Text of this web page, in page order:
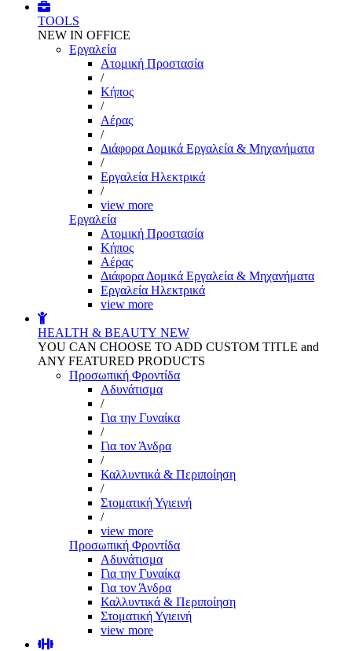
TOOLS
NEW IN OFFICE
Εργαλεία
Aτομική Προστασία
/
Kήπος
/
Αέρας
/
Διάφορα Δομικά Εργαλεία & Μηχανήματα
/
Εργαλεία Ηλεκτρικά
/
view more
Εργαλεία
Aτομική Προστασία
Kήπος
Αέρας
Διάφορα Δομικά Εργαλεία & Μηχανήματα
Εργαλεία Ηλεκτρικά
view more
HEALTH & BEAUTY NEW
YOU CAN CHOOSE TO ADD CUSTOM TITLE and
ANY FEATURED PRODUCTS
Προσωπική Φροντίδα
Αδυνάτισμα
/
Για την Γυναίκα
/
Για τον Άνδρα
/
Καλλυντικά & Περιποίηση
/
Στοματική Υγιεινή
/
view more
Προσωπική Φροντίδα
Αδυνάτισμα
Για την Γυναίκα
Για τον Άνδρα
Καλλυντικά & Περιποίηση
Στοματική Υγιεινή
view more